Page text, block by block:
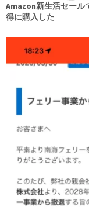
Amazon新生活セール
得に購入した